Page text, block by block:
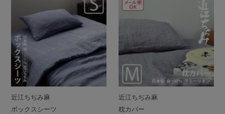
近江ちぢみ麻
ボックスシーツ
近江ちぢみ麻
枕カバー